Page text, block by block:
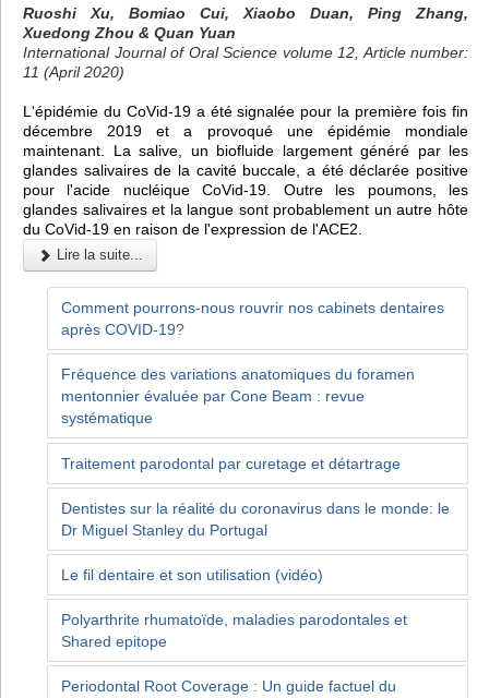
Ruoshi Xu, Bomiao Cui, Xiaobo Duan, Ping Zhang,
Xuedong Zhou & Quan Yuan
International Journal of Oral Science volume 12, Article number:
11 (April 2020)
L'épidémie du CoVid-19 a été signalée pour la première fois fin
décembre 2019 et a provoqué une épidémie mondiale
maintenant. La salive, un biofluide largement généré par les
glandes salivaires de la cavité buccale, a été déclarée positive
pour l'acide nucléique CoVid-19. Outre les poumons, les
glandes salivaires et la langue sont probablement un autre hôte
du CoVid-19 en raison de l'expression de l'ACE2.
Lire la suite...
Comment pourrons-nous rouvrir nos cabinets dentaires
après COVID-19?
Fréquence des variations anatomiques du foramen
mentonnier évaluée par Cone Beam : revue
systématique
Traitement parodontal par curetage et détartrage
Dentistes sur la réalité du coronavirus dans le monde: le
Dr Miguel Stanley du Portugal
Le fil dentaire et son utilisation (vidéo)
Polyarthrite rhumatoïde, maladies parodontales et
Shared epitope
Periodontal Root Coverage : Un guide factuel du